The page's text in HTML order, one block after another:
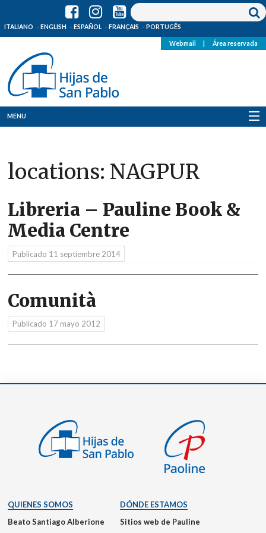
ITALIANO ENGLISH ESPAÑOL FRANÇAIS PORTUGÊS
Webmail Área reservada
MENU
Dónde estamos
Recursos
Media
locations: NAGPUR
Libreria – Pauline Book &
Media Centre
Publicado 11 septiembre 2014
Comunità
Publicado 17 mayo 2012
QUIENES SOMOS
Beato Santiago Alberione
DÓNDE ESTAMOS
Sitios web de Pauline